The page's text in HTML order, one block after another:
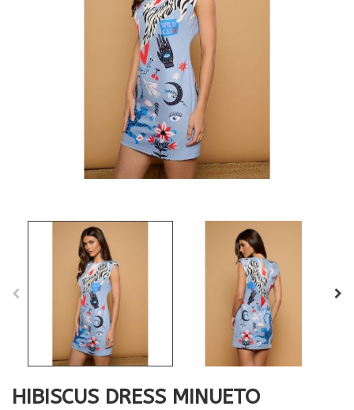
HIBISCUS DRESS MINUETO